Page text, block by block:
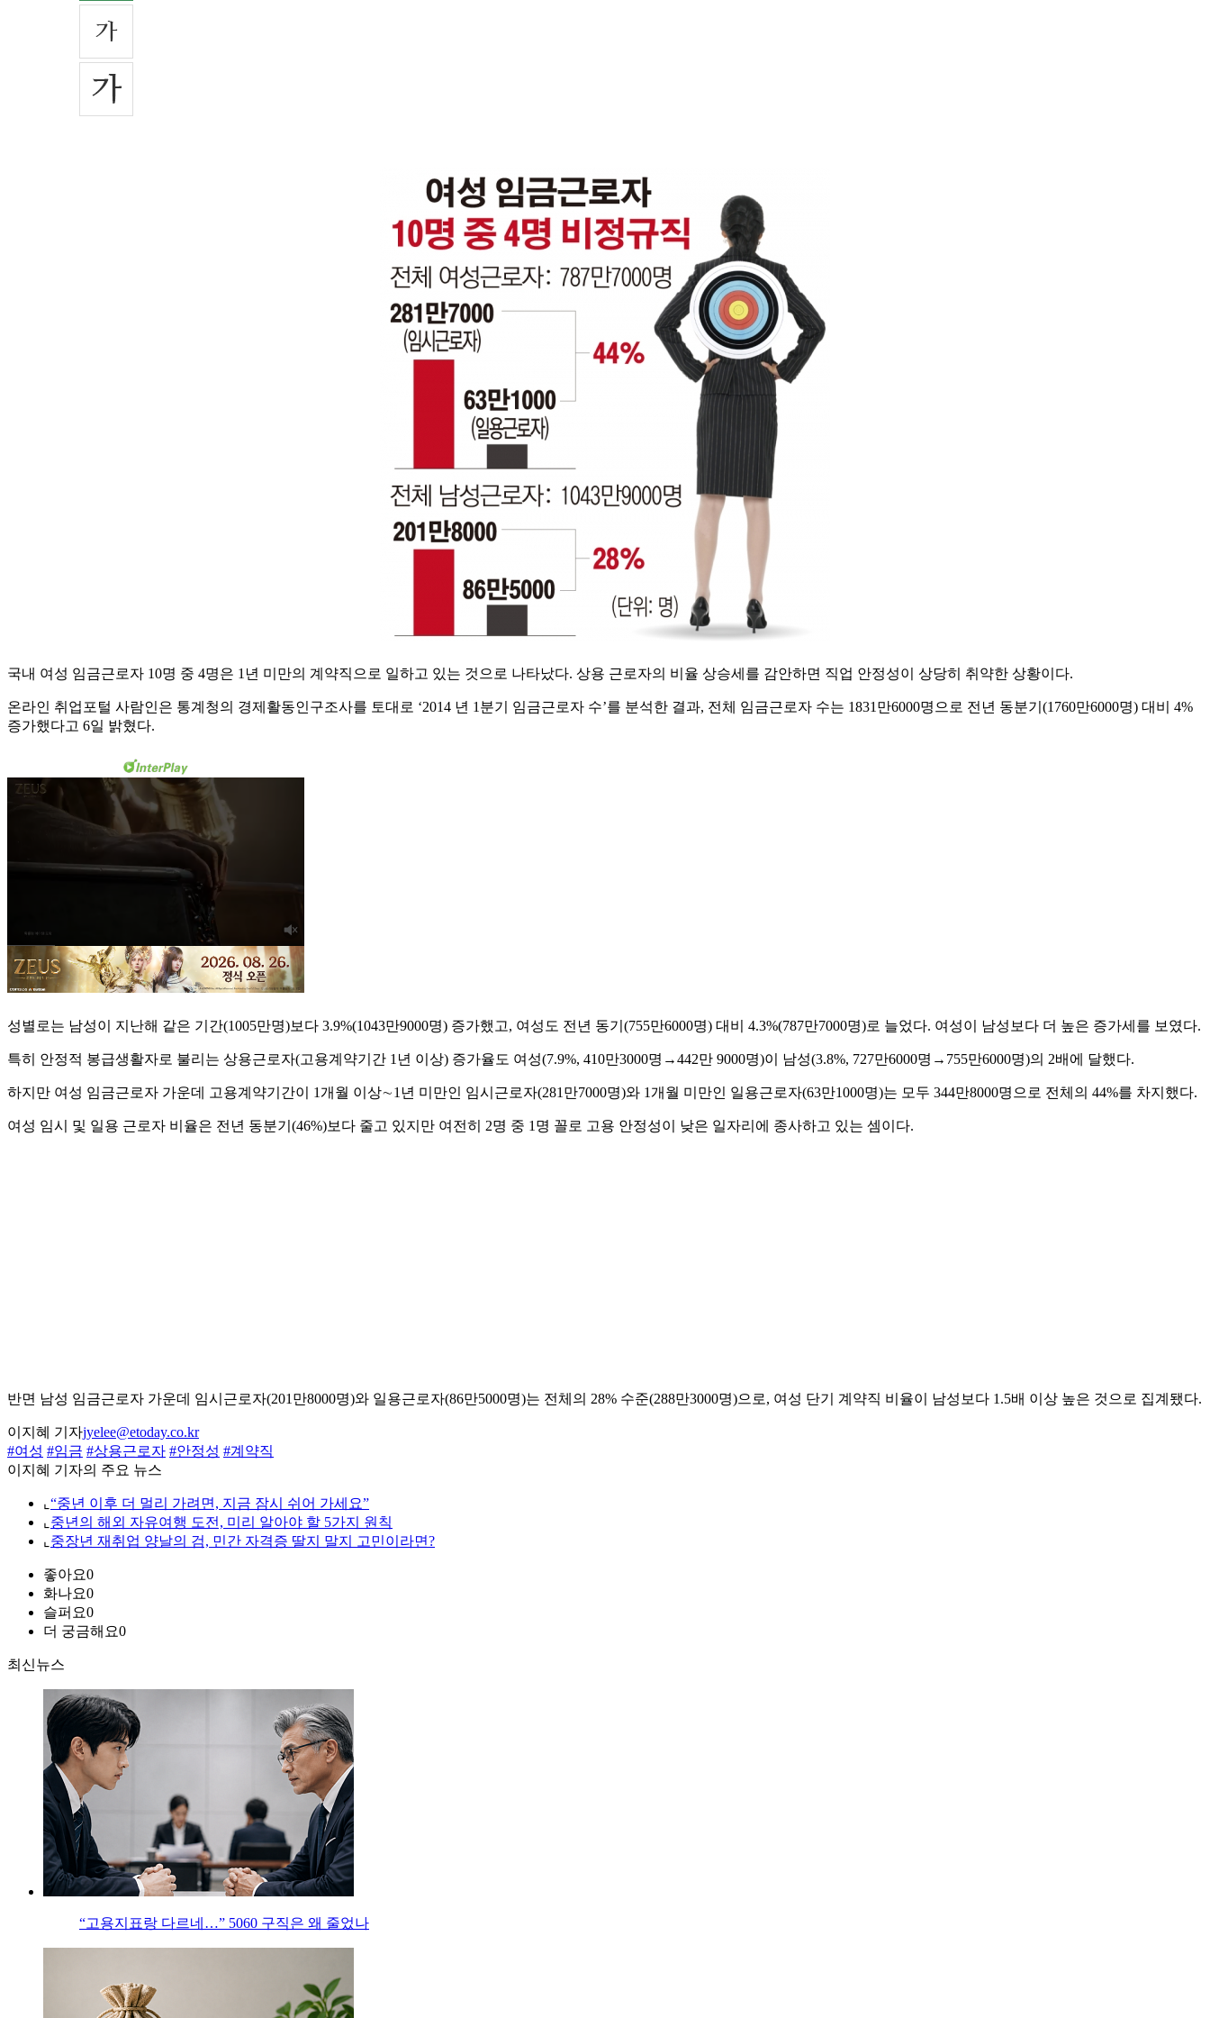
국내 여성 임금근로자 10명 중 4명은 1년 미만의 계약직으로 일하고 있는 것으로 나타났다. 상용 근로자의 비율 상승세를 감안하면 직업 안정성이 상당히 취약한 상황이다.
온라인 취업포털 사람인은 통계청의 경제활동인구조사를 토대로 ‘2014 년 1분기 임금근로자 수’를 분석한 결과, 전체 임금근로자 수는 1831만6000명으로 전년 동분기(1760만6000명) 대비 4%
증가했다고 6일 밝혔다.
성별로는 남성이 지난해 같은 기간(1005만명)보다 3.9%(1043만9000명) 증가했고, 여성도 전년 동기(755만6000명) 대비 4.3%(787만7000명)로 늘었다. 여성이 남성보다 더 높은 증가세를 보였다.
특히 안정적 봉급생활자로 불리는 상용근로자(고용계약기간 1년 이상) 증가율도 여성(7.9%, 410만3000명→442만 9000명)이 남성(3.8%, 727만6000명→755만6000명)의 2배에 달했다.
하지만 여성 임금근로자 가운데 고용계약기간이 1개월 이상∼1년 미만인 임시근로자(281만7000명)와 1개월 미만인 일용근로자(63만1000명)는 모두 344만8000명으로 전체의 44%를 차지했다.
여성 임시 및 일용 근로자 비율은 전년 동분기(46%)보다 줄고 있지만 여전히 2명 중 1명 꼴로 고용 안정성이 낮은 일자리에 종사하고 있는 셈이다.
반면 남성 임금근로자 가운데 임시근로자(201만8000명)와 일용근로자(86만5000명)는 전체의 28% 수준(288만3000명)으로, 여성 단기 계약직 비율이 남성보다 1.5배 이상 높은 것으로 집계됐다.
이지혜 기자jyelee@etoday.co.kr
#여성 #임금 #상용근로자 #안정성 #계약직
이지혜 기자의 주요 뉴스
⌞ “중년 이후 더 멀리 가려면, 지금 잠시 쉬어 가세요”
⌞ 중년의 해외 자유여행 도전, 미리 알아야 할 5가지 원칙
⌞ 중장년 재취업 양날의 검, 민간 자격증 딸지 말지 고민이라면?
좋아요0
화나요0
슬퍼요0
더 궁금해요0
최신뉴스
“고용지표랑 다르네…” 5060 구직은 왜 줄었나